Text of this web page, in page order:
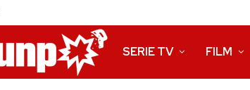
SERIE TV FILM